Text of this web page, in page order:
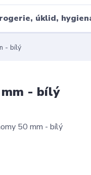
úklid,
- bílý
mm - bílý